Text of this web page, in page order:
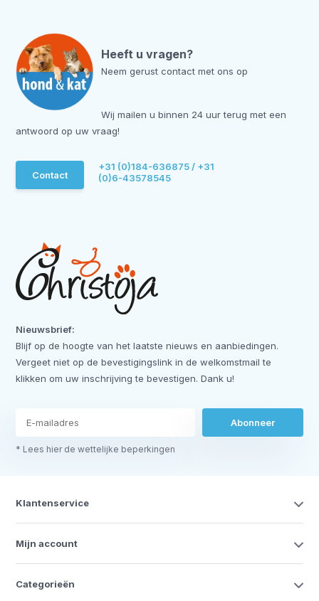
Heeft u vragen?
Neem gerust contact met ons op
Wij mailen u binnen 24 uur terug met een
antwoord op uw vraag!
Contact
+31 (0)184-636875 / +31
(0)6-43578545
Nieuwsbrief:
Blijf op de hoogte van het laatste nieuws en aanbiedingen.
Vergeet niet op de bevestigingslink in de welkomstmail te
klikken om uw inschrijving te bevestigen. Dank u!
Abonneer
* Lees hier de wettelijke beperkingen
Klantenservice
Mijn account
Categorieën